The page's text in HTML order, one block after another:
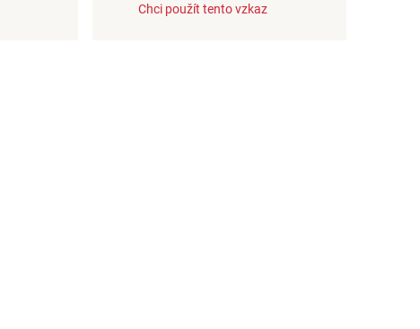
Chci použít tento vzkaz